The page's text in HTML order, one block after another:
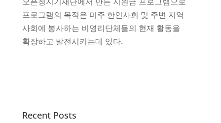
프로그램의 목적은 미주 한인사회 및 주변 지역
사회에 봉사하는 비영리단체들의 현재 활동을
확장하고 발전시키는데 있다.
Recent Posts